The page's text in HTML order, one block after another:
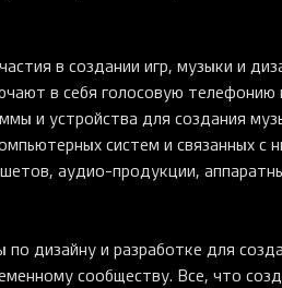
в создании игр, музыки и
в себя голосовую
и устройства для создания
систем и связанных
аудио-продукции,
по дизайну и разработке для
сообществу. Все, что